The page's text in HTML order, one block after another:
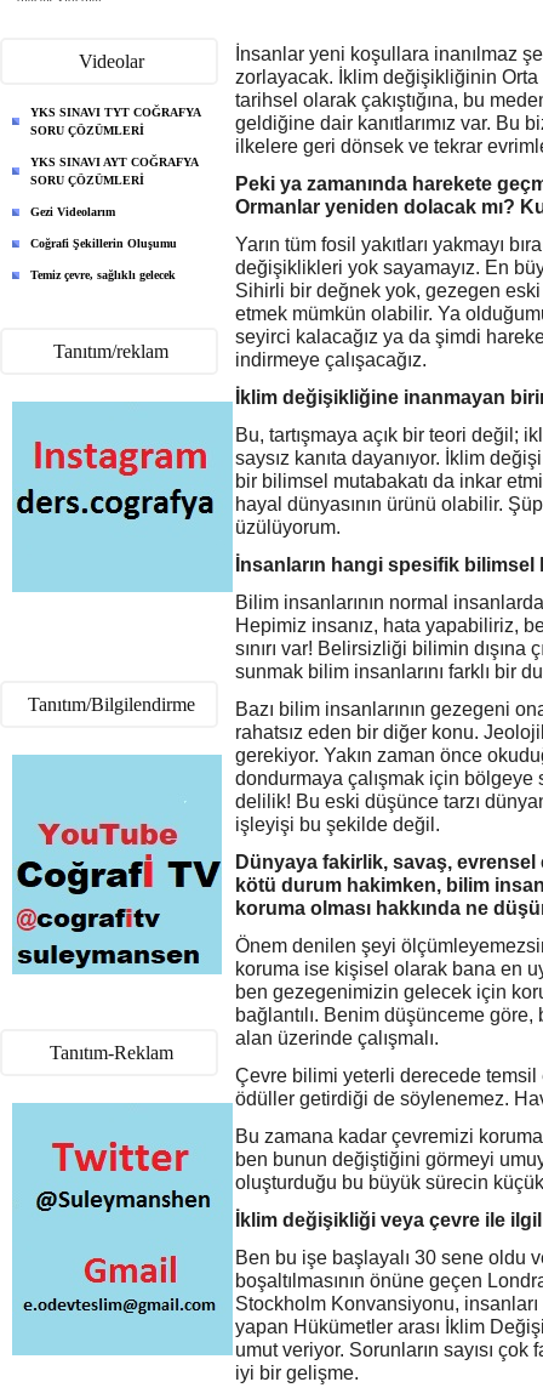
Videolar
YKS SINAVI TYT COĞRAFYA
SORU ÇÖZÜMLERİ
YKS SINAVI AYT COĞRAFYA
SORU ÇÖZÜMLERİ
Gezi Videolarım
Coğrafi Şekillerin Oluşumu
Temiz çevre, sağlıklı gelecek
Tanıtım/reklam
Tanıtım/Bilgilendirme
Tanıtım-Reklam
İnsanlar yeni koşullara inanılmaz
zorlayacak. İklim değişikliğinin
tarihsel olarak çakıştığına, bu
geldiğine dair kanıtlarımız var. Bu
ilkelere geri dönsek ve tekrar
Peki ya zamanında harekete
Ormanlar yeniden dolacak mı?
Yarın tüm fosil yakıtları yakmayı
değişiklikleri yok sayamayız. En
Sihirli bir değnek yok, gezegen
etmek mümkün olabilir. Ya
seyirci kalacağız ya da şimdi
indirmeye çalışacağız.
İklim değişikliğine inanmayan
Bu, tartışmaya açık bir teori değil;
saysız kanıta dayanıyor. İklim
bir bilimsel mutabakatı da inkar
hayal dünyasının ürünü olabilir.
üzülüyorum.
İnsanların hangi spesifik bilimsel
Bilim insanlarının normal
Hepimiz insanız, hata yapabiliriz,
sınırı var! Belirsizliği bilimin dışına
sunmak bilim insanlarını farklı bir
Bazı bilim insanlarının gezegeni
rahatsız eden bir diğer konu.
gerekiyor. Yakın zaman önce
dondurmaya çalışmak için bölgeye
delilik! Bu eski düşünce tarzı
işleyişi bu şekilde değil.
Dünyaya fakirlik, savaş,
kötü durum hakimken, bilim
koruma olması hakkında ne
Önem denilen şeyi
koruma ise kişisel olarak bana en
ben gezegenimizin gelecek için
bağlantılı. Benim düşünceme
alan üzerinde çalışmalı.
Çevre bilimi yeterli derecede temsil
ödüller getirdiği de söylenemez.
Bu zamana kadar çevremizi
ben bunun değiştiğini görmeyi
oluşturduğu bu büyük sürecin
İklim değişikliği veya çevre ile
Ben bu işe başlayalı 30 sene oldu
boşaltılmasının önüne geçen
Stockholm Konvansiyonu,
yapan Hükümetler arası İklim
umut veriyor. Sorunların sayısı
iyi bir gelişme.